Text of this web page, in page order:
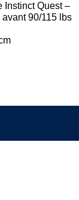
Instinct Quest –
90/115 lbs